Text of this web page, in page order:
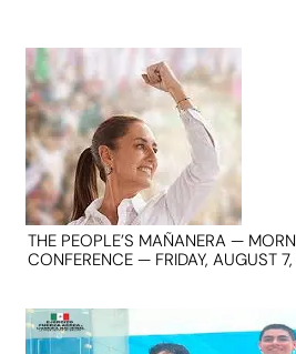
THE PEOPLE’S MAÑANERA —
CONFERENCE — FRIDAY, AUGUST